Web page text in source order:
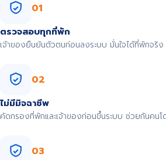
01
ตรวจสอบทุกที่พัก
เจ้าของยืนยันตัวตนก่อนลงระบบ มั่นใจได้ที่พักจริง
02
ไม่มีมิจฉาชีพ
คัดกรองที่พักและเจ้าของก่อนขึ้นระบบ ช่วยกันคน
03